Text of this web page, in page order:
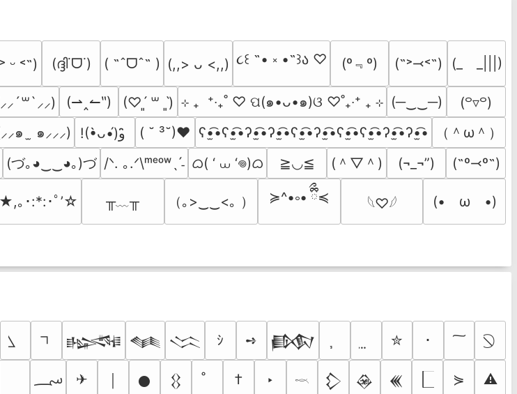
ᵕ ˂˶) (ദ്ദി˙ᗜ˙) ( ˶ˆᗜˆ˵ ) (,,> ᴗ <,,) ૮꒰ ˶• ༝ •˶꒱ა ♡ (º﹃º) (˶˃⤙˂˶) (_　_|||)
(⇀‸↼‶) (♡ˊ͈ ꒳ ˋ͈) ⊹ ₊  ⁺‧₊˚ ♡ ପ(๑•ᴗ•๑)ଓ ♡˚₊‧⁺ ₊ ⊹ (─‿‿─)
(꒪▿꒪)
๑  ̫ ๑⸝⸝⸝) ( ˘ ³˘)♥ ʕ•̫͡•ʕ•̫͡•ʔ•̫͡•ʔ•̫͡•ʕ•̫͡•ʔ•̫͡•ʕ•̫͡•ʕ•̫͡•ʔ•̫͡•ʔ•̫͡•
（＾ω＾）
(づ｡◕‿‿◕｡)づ /ᐠ. ｡.ᐟ\ᵐᵉᵒʷˎˊ˗ ᜊ( ‘ ⩊ ‘𖦹)ᜊ ≧◡≦ (＾▽＾) (¬_¬”) (˶º⤙º˶)
｡･:*:･ﾟ’☆ ╥﹏╥ （｡>‿‿<｡ ） ≽^•༚• ྀིྀ≼ 𓆩♡𓆪 (•　ω　•)
𒈙 𒈝 𒈱 ｼ ➺ 𒁃 ✮ ･
؄ ✈ 𒊹 𒌐 † ‣ 𓎖 𒁷 𒊲 𒌍 ⋟ ⚠